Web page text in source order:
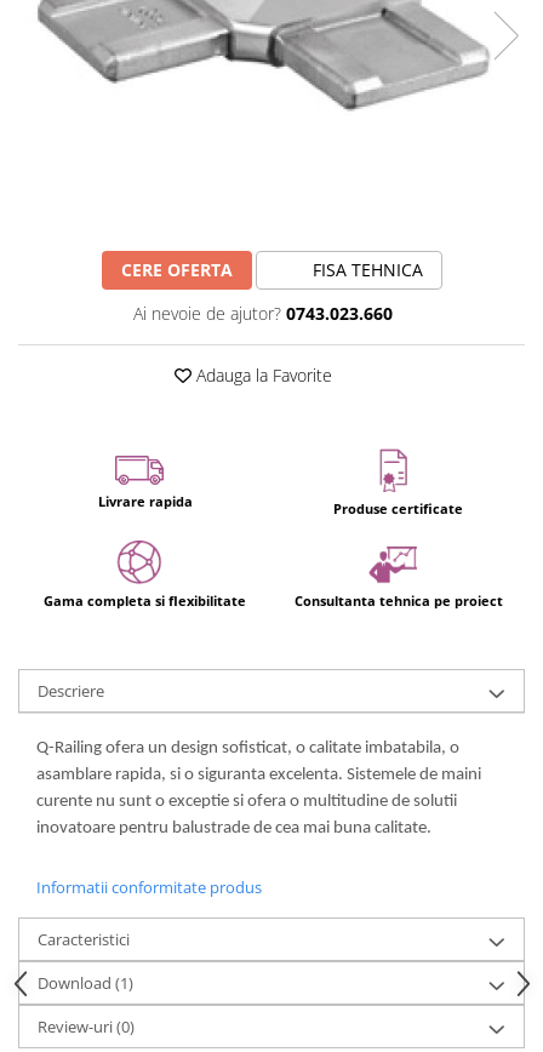
CERE OFERTA
FISA TEHNICA
Ai nevoie de ajutor? 0743.023.660
Adauga la Favorite
Livrare rapida Produse certificate
Gama completa si flexibilitate Consultanta tehnica pe proiect
Descriere
Q-Railing ofera un design sofisticat, o calitate imbatabila, o
asamblare rapida, si o siguranta excelenta. Sistemele de maini
curente nu sunt o exceptie si ofera o multitudine de solutii
inovatoare pentru balustrade de cea mai buna calitate.
Informatii conformitate produs
Caracteristici
Download (1)
Review-uri(0)